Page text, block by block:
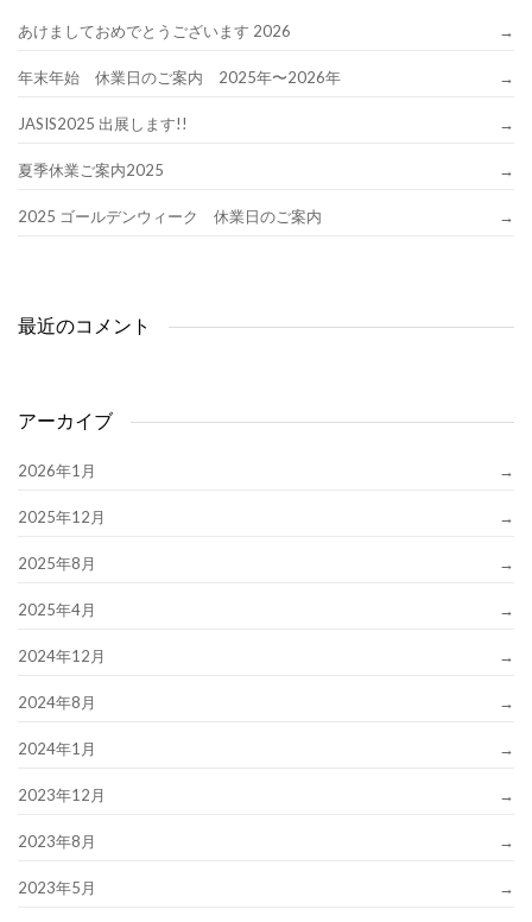
あけましておめでとうございます 2026
年末年始 休業日のご案内 2025年〜2026年
JASIS2025 出展します!!
夏季休業ご案内2025
2025 ゴールデンウィーク 休業日のご案内
最近のコメント
アーカイブ
2026年1月
2025年12月
2025年8月
2025年4月
2024年12月
2024年8月
2024年1月
2023年12月
2023年8月
2023年5月